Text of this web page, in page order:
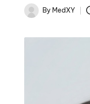
Posted
By MedXY